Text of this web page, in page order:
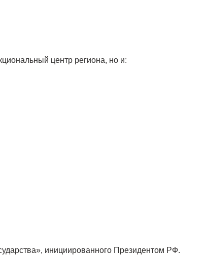
центр региона, но и:
инициированного Президентом РФ.